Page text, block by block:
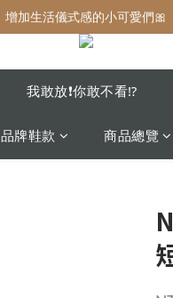
增加生活儀式感的小可愛們🎀
增加生活儀式感的小可愛們🎀
最後現貨‼️這價格不需要再解釋🔥
增加生活儀式感的小可愛們🎀
我敢放❗️你敢不看⁉️
品牌鞋款 商品總覽